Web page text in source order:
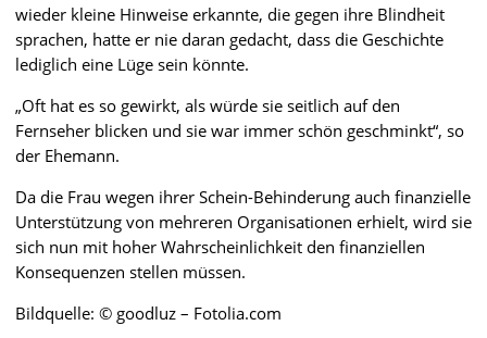
wieder kleine Hinweise erkannte, die gegen ihre Blindheit
sprachen, hatte er nie daran gedacht, dass die Geschichte
lediglich eine Lüge sein könnte.
„Oft hat es so gewirkt, als würde sie seitlich auf den
Fernseher blicken und sie war immer schön geschminkt“, so
der Ehemann.
Da die Frau wegen ihrer Schein-Behinderung auch finanzielle
Unterstützung von mehreren Organisationen erhielt, wird sie
sich nun mit hoher Wahrscheinlichkeit den finanziellen
Konsequenzen stellen müssen.
Bildquelle: © goodluz – Fotolia.com